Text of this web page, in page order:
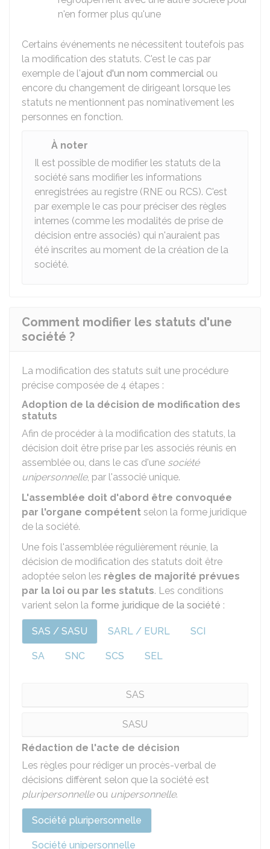
n'en former plus qu'une
Certains événements ne nécessitent toutefois pas
la modification des statuts. C'est le cas par
exemple de l'ajout d'un nom commercial ou
encore du changement de dirigeant lorsque les
statuts ne mentionnent pas nominativement les
personnes en fonction.
À noter
Il est possible de modifier les statuts de la
société sans modifier les informations
enregistrées au registre (RNE ou RCS). C'est
par exemple le cas pour préciser des règles
internes (comme les modalités de prise de
décision entre associés) qui n'auraient pas
été inscrites au moment de la création de la
société.
Comment modifier les statuts d'une
société ?
La modification des statuts suit une procédure
précise composée de 4 étapes :
Adoption de la décision de modification des
statuts
Afin de procéder à la modification des statuts, la
décision doit être prise par les associés réunis en
assemblée ou, dans le cas d'une société
unipersonnelle, par l'associé unique.
L'assemblée doit d'abord être convoquée
par l'organe compétent selon la forme juridique
de la société.
Une fois l'assemblée régulièrement réunie, la
décision de modification des statuts doit être
adoptée selon les règles de majorité prévues
par la loi ou par les statuts. Les conditions
varient selon la forme juridique de la société :
SAS / SASU SARL / EURL SCI
SA SNC SCS SEL
SAS
SASU
Rédaction de l'acte de décision
Les règles pour rédiger un procès-verbal de
décisions diffèrent selon que la société est
pluripersonnelleou unipersonnelle.
Société pluripersonnelle
Société unipersonnelle